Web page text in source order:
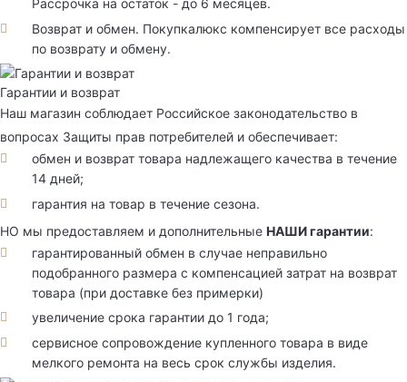
Рассрочка на остаток - до 6 месяцев.
Возврат и обмен. Покупкалюкс компенсирует все расходы
по возврату и обмену.
Гарантии и возврат
Наш магазин соблюдает Российское законодательство в
вопросах Защиты прав потребителей и обеспечивает:
обмен и возврат товара надлежащего качества в течение
14 дней;
гарантия на товар в течение сезона.
НО мы предоставляем и дополнительные НАШИ гарантии:
гарантированный обмен в случае неправильно
подобранного размера с компенсацией затрат на возврат
товара (при доставке без примерки)
увеличение срока гарантии до 1 года;
сервисное сопровождение купленного товара в виде
мелкого ремонта на весь срок службы изделия.